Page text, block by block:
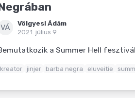
VÁ
Völgyesi Ádám
2021. július 9.
a Summer Hell
kreator jinjer barba negra eluveitie